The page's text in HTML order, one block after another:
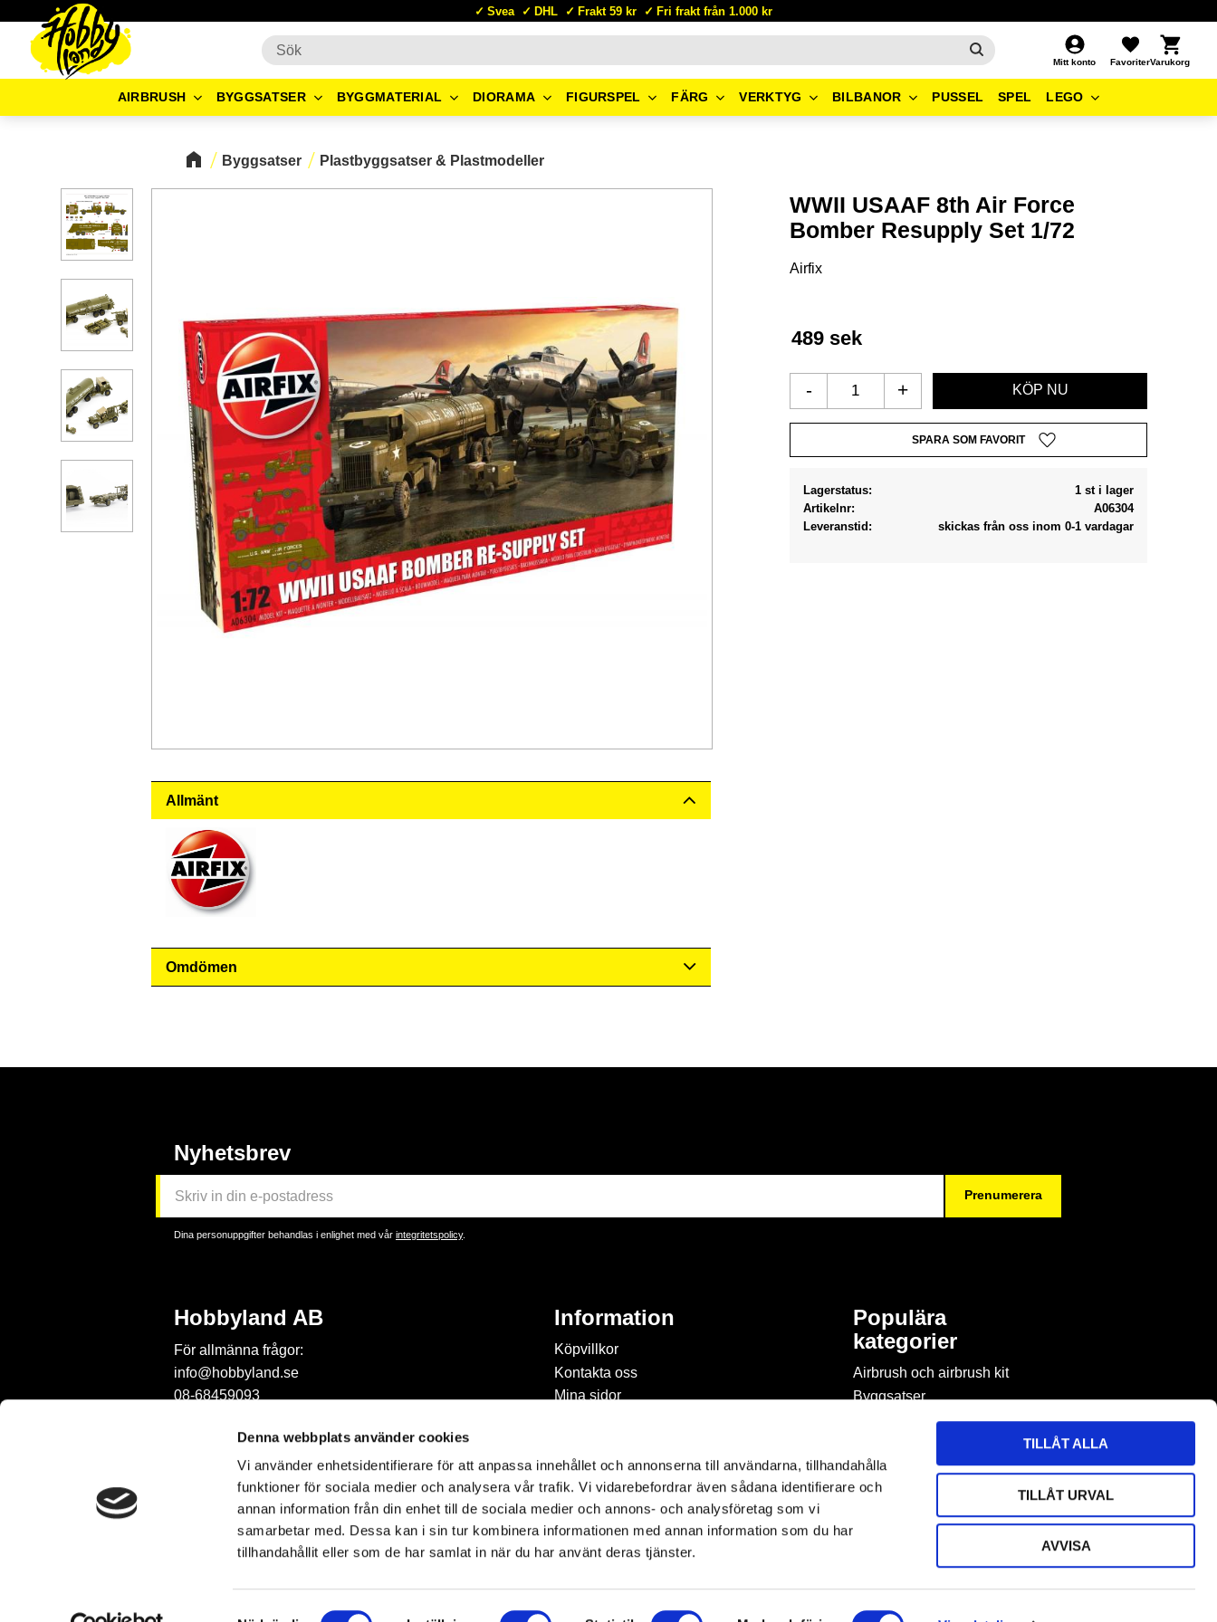
Denna webbplats använder cookies
Vi använder enhetsidentifierare för att anpassa innehållet och annonserna till användarna, tillhandahålla
funktioner för sociala medier och analysera vår trafik. Vi vidarebefordrar även sådana identifierare och
annan information från din enhet till de sociala medier och annons- och analysföretag som vi
samarbetar med. Dessa kan i sin tur kombinera informationen med annan information som du har
tillhandahållit eller som de har samlat in när du har använt deras tjänster.
TILLÅT ALLA
TILLÅT URVAL
AVVISA
Svea DHL Frakt 59 kr Fri frakt från 1.000 kr
Mitt konto
Favoriter
Kundvagn
AIRBRUSH BYGGSATSER BYGGMATERIAL DIORAMA FIGURSPEL FÄRG VERKTYG BILBANOR PUSSEL SPEL LEGO
Byggsatser Plastbyggsatser & Plastmodeller
WWII USAAF 8th Air Force
Bomber Resupply Set 1/72
Airfix
489 sek
+
-
Lägg till i favoriter
Lagerstatus
1 st i lager
Artikelnr
A06304
Leveranstid
skickas från oss inom 0-1 vardagar
Allmänt
Omdömen
Nyhetsbrev
Prenumerera
Dina personuppgifter behandlas i enlighet med vår integritetspolicy.
Hobbyland AB
För allmänna frågor:
info@hobbyland.se
08-68459093
order@hobbyland.se
08-68459093
vardagar mellan 9-11
Information
Köpvillkor
Kontakta oss
Mina sidor
cookies
Inspiration & Passion
Populära
kategorier
Airbrush och airbrush kit
Byggsatser
Böcker & tidningar om
Byggmaterial
Figurspel